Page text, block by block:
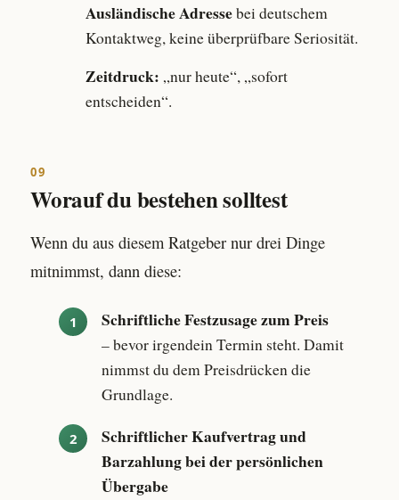
Ausländische Adressebei deutschem
Kontaktweg, keine überprüfbare Seriosität.
Zeitdruck: „nur heute“, „sofort
entscheiden“.
09
Worauf du bestehen solltest
Wenn du aus diesem Ratgeber nur drei Dinge
mitnimmst, dann diese:
Schriftliche Festzusage zum Preis
– bevor irgendein Termin steht. Damit
nimmst du dem Preisdrücken die
Grundlage.
Schriftlicher Kaufvertrag und
Barzahlung bei der persönlichen
Übergabe